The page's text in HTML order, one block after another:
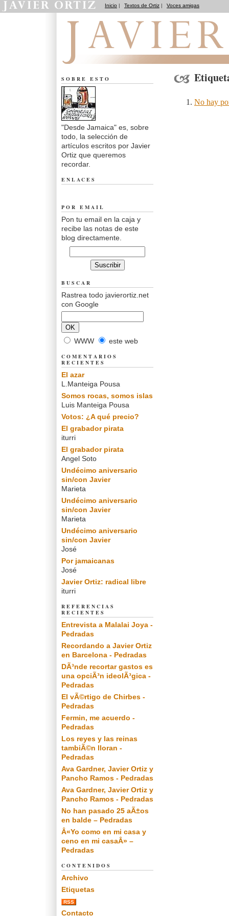
Inicio | Textos de Ortiz | Voces amigas
No hay
SOBRE ESTO
"Desde Jamaica" es, sobre
todo, la selección de
artículos escritos por Javier
Ortiz que queremos
recordar.
ENLACES
POR EMAIL
Pon tu email en la caja y
recibe las notas de este
blog directamente.
BUSCAR
Rastrea todo javierortiz.net
con Google
WWW este web
COMENTARIOS
RECIENTES
El azar
L.Manteiga Pousa
Somos rocas, somos islas
Luis Manteiga Pousa
Votos: ¿A qué precio?
El grabador pirata
iturri
El grabador pirata
Angel Soto
Undécimo aniversario
sin/con Javier
Marieta
Undécimo aniversario
sin/con Javier
Marieta
Undécimo aniversario
sin/con Javier
José
Por jamaicanas
José
Javier Ortiz: radical libre
iturri
REFERENCIAS
RECIENTES
Entrevista a Malalai Joya -
Pedradas
Recordando a Javier Ortiz
en Barcelona - Pedradas
DÃ³nde recortar gastos es
una opciÃ³n ideolÃ³gica -
Pedradas
El vÃ©rtigo de Chirbes -
Pedradas
Fermin, me acuerdo -
Pedradas
Los reyes y las reinas
tambiÃ©n lloran -
Pedradas
Ava Gardner, Javier Ortiz y
Pancho Ramos - Pedradas
Ava Gardner, Javier Ortiz y
Pancho Ramos - Pedradas
No han pasado 25 aÃ±os
en balde – Pedradas
Â«Yo como en mi casa y
ceno en mi casaÂ» –
Pedradas
CONTENIDOS
Archivo
Etiquetas
RSS
Contacto